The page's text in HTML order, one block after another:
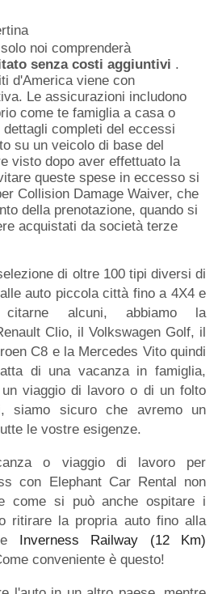
noi comprenderà
senza costi aggiuntivi .
d'America viene con
Le assicurazioni includono
come te famiglia a casa o
completi del eccessi
su un veicolo di base del
visto dopo aver effettuato la
queste spese in eccesso si
Collision Damage Waiver, che
della prenotazione, quando si
acquistati da società terze
di oltre 100 tipi diversi di
auto piccola città fino a 4X4 e
citarne alcuni, abbiamo la
Clio, il Volkswagen Golf, il
C8 e la Mercedes Vito quindi
di una vacanza in famiglia,
viaggio di lavoro o di un folto
siamo sicuro che avremo un
le vostre esigenze.
o viaggio di lavoro per
con Elephant Car Rental non
come si può anche ospitare i
ritirare la propria auto fino alla
Inverness Railway (12 Km)
conveniente è questo!